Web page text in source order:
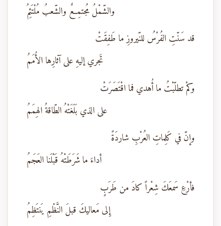
والشّمْلُ مُجتمِعٌ والشّعبُ مُلْتَئِمُ
قد سَنّتِ الفُرْسُ للنّيروزِ ما طَفِقَتْ
تَجري إليهِ على آثارِها الأُمَمُ
وكمْ تطلّبْتُ ما أُهدي فما اقْتَصَرَتْ
على الذي بَلَغَتْهُ الطّاقةُ الهِمَمُ
وإنّ في كَلِماتِ العُرْبِ شاردَةً
أداءَ ما شَرَطَتْهُ قَبْلَنا العَجَمُ
فأرْعِ سَمعَكَ شِعْراً كادَ من طَرَبٍ
إِلى مَعاليكَ قبلَ النَّظْمِ يَنتَظِمُ